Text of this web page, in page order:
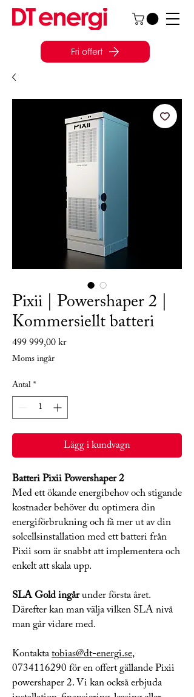
Fri offert
Pixii | Powershaper 2 |
Kommersiellt batteri
499 999,00 krPris
Moms ingår
Antal *
Lägg i kundvagn
Batteri Pixii Powershaper 2
Med ett ökande energibehov och stigande
kostnader behöver du optimera din
energiförbrukning och få mer ut av din
solcellsinstallation med ett batteri från
Pixii som är snabbt att implementera och
enkelt att skala upp.
SLA Gold ingårunder första året.
Därefter kan man välja vilken SLA nivå
man går vidare med.
Kontakta tobias@dt-energi.se,
0734116290 för en offert gällande Pixii
powershaper 2. Vi kan också erbjuda